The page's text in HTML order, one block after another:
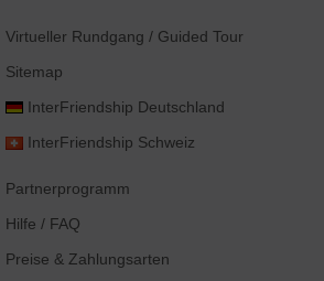
Virtueller Rundgang / Guided Tour
Sitemap
InterFriendship Deutschland
InterFriendship Schweiz
Partnerprogramm
Hilfe / FAQ
Preise & Zahlungsarten